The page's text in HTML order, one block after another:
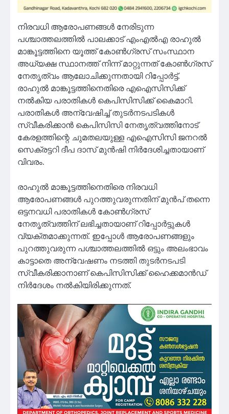
നിരവധി ആരോപണങ്ങള്‍ നേരിടുന്ന
പശ്ചാത്തലത്തില്‍ പാലക്കാട് എംഎല്‍എ രാഹുല്‍
മാങ്കൂട്ടത്തിനെ യൂത്ത് കോണ്‍ഗ്രസ് സംസ്ഥാന
അധ്യക്ഷ സ്ഥാനത്ത് നിന്ന് മാറ്റുന്നത് കോണ്‍ഗ്രസ്
നേതൃത്വം ആലോചിക്കുന്നതായി റിപ്പോര്‍ട്ട്.
രാഹുല്‍ മാങ്കൂട്ടത്തിനെതിരെ എഐസിസിക്ക്
നല്‍കിയ പരാതികള്‍ കെപിസിസിക്ക് കൈമാറി.
പരാതികള്‍ അന്വേഷിച്ച് തുടര്‍നടപടികള്‍
സ്വീകരിക്കാന്‍ കെപിസിസി നേതൃത്വത്തിനോട്
കേരളത്തിന്റെ ചുമതലയുള്ള എഐസിസി ജനറല്‍
സെക്രട്ടറി ദീപ ദാസ് മുന്‍ഷി നിര്‍ദേശിച്ചതായാണ്
വിവരം.
രാഹുല്‍ മാങ്കൂട്ടത്തിനെതിരെ നിരവധി
ആരോപണങ്ങള്‍ പുറത്തുവരുന്നതിന് മുന്‍പ് തന്നെ
ഒട്ടനവധി പരാതികള്‍ കോണ്‍ഗ്രസ്
നേതൃത്വത്തിന് ലഭിച്ചതായാണ് റിപ്പോര്‍ട്ടുകള്‍
വ്യക്തമാക്കുന്നത്. ഇപ്പോള്‍ ആരോപണങ്ങളും
പുറത്തുവരുന്ന പശ്ചാത്തലത്തില്‍ ഒട്ടും അലംഭാവം
കാട്ടാതെ അന്വേഷണം നടത്തി തുടര്‍നടപടി
സ്വീകരിക്കാനാണ് കെപിസിസിക്ക് ഹൈക്കമാന്‍ഡ്
നിര്‍ദേശം നല്‍കിയിരിക്കുന്നത്.